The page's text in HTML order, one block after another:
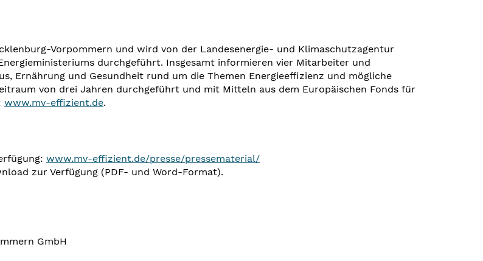
Vorpommern und wird von der Landesenergie- und Klimaschutzagentur
durchgeführt. Insgesamt informieren vier Mitarbeiter und
Ernährung und Gesundheit rund um die Themen Energieeffizienz und mögliche
von drei Jahren durchgeführt und mit Mitteln aus dem Europäischen Fonds für
www.mv-effizient.de.
www.mv-effizient.de/presse/pressematerial/
zur Verfügung (PDF- und Word-Format).
GmbH